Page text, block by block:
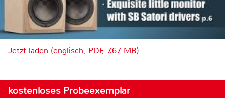
Jetzt laden (englisch, PDF, 7.67 MB)
kostenloses Probeexemplar